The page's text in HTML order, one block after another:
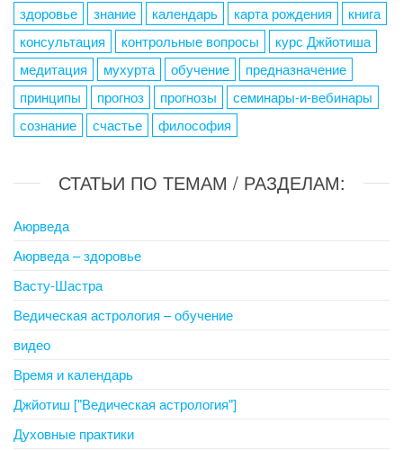
здоровье
знание календарь карта рождения
книга
консультация
контрольные вопросы
курс Джйотиша
медитация
мухурта обучение
предназначение
принципы
прогноз прогнозы
семинары-и-вебинары
сознание
счастье философия
СТАТЬИ ПО ТЕМАМ / РАЗДЕЛАМ:
Аюрведа
Аюрведа – здоровье
Васту-Шастра
Ведическая астрология – обучение
видео
Время и календарь
Джйотиш ["Ведическая астрология"]
Духовные практики